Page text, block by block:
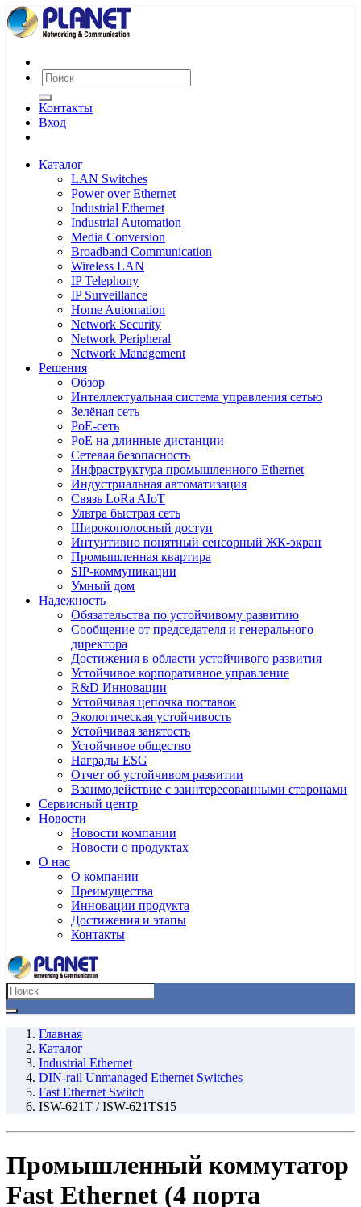
Контакты
Вход
Каталог
LAN Switches
Power over Ethernet
Industrial Ethernet
Industrial Automation
Media Conversion
Broadband Communication
Wireless LAN
IP Telephony
IP Surveillance
Home Automation
Network Security
Network Peripheral
Network Management
Решения
Обзор
Интеллектуальная система управления сетью
Зелёная сеть
PoE-сеть
PoE на длинные дистанции
Сетевая безопасность
Инфраструктура промышленного Ethernet
Индустриальная автоматизация
Связь LoRa AIoT
Ультра быстрая сеть
Широкополосный доступ
Интуитивно понятный сенсорный ЖК-экран
Промышленная квартира
SIP-коммуникации
Умный дом
Надежность
Обязательства по устойчивому развитию
Сообщение от председателя и генерального
директора
Достижения в области устойчивого развития
Устойчивое корпоративное управление
R&D Инновации
Устойчивая цепочка поставок
Экологическая устойчивость
Устойчивая занятость
Устойчивое общество
Награды ESG
Отчет об устойчивом развитии
Взаимодействие с заинтересованными сторонами
Сервисный центр
Новости
Новости компании
Новости о продуктах
О нас
О компании
Преимущества
Инновации продукта
Достижения и этапы
Контакты
Главная
Каталог
Industrial Ethernet
DIN-rail Unmanaged Ethernet Switches
Fast Ethernet Switch
ISW-621T / ISW-621TS15
Промышленный коммутатор
Fast Ethernet (4 порта